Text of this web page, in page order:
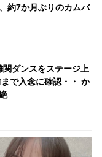
約7か月ぶりのカムバ
ダンスをステージ上
で入念に確認・・ か